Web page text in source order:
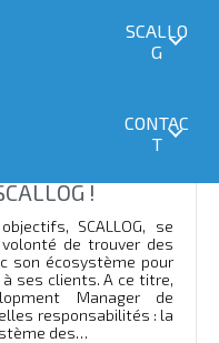
SCALLO
G
CONTAC
T
des
!
SCALLOG, se
de trouver des
son écosystème pour
ses clients. A ce titre,
Manager de
responsabilités : la
des…